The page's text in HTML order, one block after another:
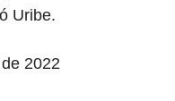
Uribe.
2022